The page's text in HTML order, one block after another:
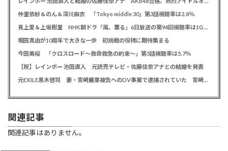
仲里依紗＆のん＆深川麻衣 「Tokyo middle 30」第3話視聴率は2.8％
見上愛＆上坂樹里 NHK朝ドラ「風、薫る」6日放送の第94回視聴率は10.4％
堀田真由が10周年で大きな一歩 初挑戦の役柄に期待集まる
今田美桜 「クロスロード～救命救急の約束～」第5話視聴率は5.7％
【祝】レインボー 池田直人 元読売テレビ・佐藤佳奈アナとの結婚を発表
元EXILE黒木啓司 妻・宮崎麗果被告へのDV事案で逮捕されていた 宮崎は全身打撲、頭部裂傷及び打撲、頸部損傷の怪我
関連記事
関連記事はありません。